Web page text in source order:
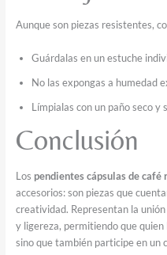
Aunque son piezas resistentes,
Guárdalas en un estuche
No las expongas a humedad
Límpialas con un paño seco y
Conclusión
Los pendientes cápsulas de café
accesorios: son piezas que
creatividad. Representan la
y ligereza, permitiendo que quien
sino que también participe en un